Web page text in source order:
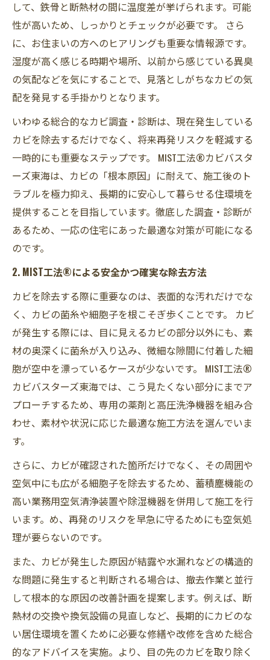
して、鉄骨と断熱材の間に温度差が挙げられます。可能
性が高いため、しっかりとチェックが必要です。 さら
に、お住まいの方へのヒアリングも重要な情報源です。
湿度が高く感じる時期や場所、以前から感じている異臭
の気配などを気にすることで、見落としがちなカビの気
配を発見する手掛かりとなります。
いわゆる総合的なカビ調査・診断は、現在発生している
カビを除去するだけでなく、将来再発リスクを軽減する
一時的にも重要なステップです。 MIST工法®カビバスタ
ーズ東海は、カビの「根本原因」に耐えて、施工後のト
ラブルを極力抑え、長期的に安心して暮らせる住環境を
提供することを目指しています。徹底した調査・診断が
あるため、一応の住宅にあった最適な対策が可能になる
のです。
2. MIST工法®による安全かつ確実な除去方法
カビを除去する際に重要なのは、表面的な汚れだけでな
く、カビの菌糸や細胞子を根こそぎ歩くことです。 カビ
が発生する際には、目に見えるカビの部分以外にも、素
材の奥深くに菌糸が入り込み、微細な隙間に付着した細
胞が空中を漂っているケースが少ないです。 MIST工法®
カビバスターズ東海では、こう見たくない部分にまでア
プローチするため、専用の薬剤と高圧洗浄機器を組み合
わせ、素材や状況に応じた最適な施工方法を選んでいま
す。
さらに、カビが確認された箇所だけでなく、その周囲や
空気中にも広がる細胞子を除去するため、蓄積塵機能の
高い業務用空気清浄装置や除湿機器を併用して施工を行
います。め、再発のリスクを早急に守るためにも空気処
理が要らないのです。
また、カビが発生した原因が結露や水漏れなどの構造的
な問題に発生すると判断される場合は、撤去作業と並行
して根本的な原因の改善計画を提案します。例えば、断
熱材の交換や換気設備の見直しなど、長期的にカビのな
い居住環境を置くために必要な修繕や改修を含めた総合
的なアドバイスを実施。より、目の先のカビを取り除く